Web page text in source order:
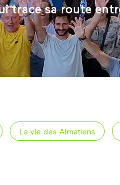
trace sa route
La vie des Almatiens